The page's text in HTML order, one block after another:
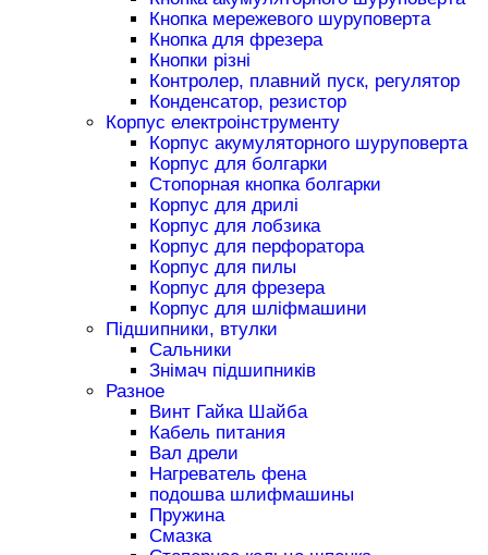
Кнопка мережевого шуруповерта
Кнопка для фрезера
Кнопки різні
Контролер, плавний пуск, регулятор
Конденсатор, резистор
Корпус електроінструменту
Корпус акумуляторного шуруповерта
Корпус для болгарки
Стопорная кнопка болгарки
Корпус для дрилі
Корпус для лобзика
Корпус для перфоратора
Корпус для пилы
Корпус для фрезера
Корпус для шліфмашини
Підшипники, втулки
Сальники
Знімач підшипників
Разное
Винт Гайка Шайба
Кабель питания
Вал дрели
Нагреватель фена
подошва шлифмашины
Пружина
Смазка